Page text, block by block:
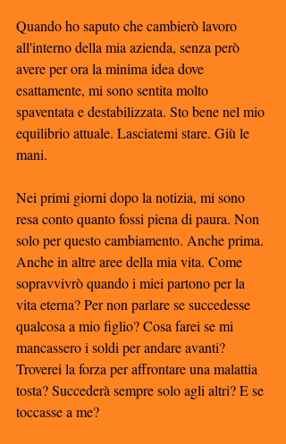
Quando ho saputo che cambierò lavoro
all'interno della mia azienda, senza però
avere per ora la minima idea dove
esattamente, mi sono sentita molto
spaventata e destabilizzata. Sto bene nel mio
equilibrio attuale. Lasciatemi stare. Giù le
mani.
Nei primi giorni dopo la notizia, mi sono
resa conto quanto fossi piena di paura. Non
solo per questo cambiamento. Anche prima.
Anche in altre aree della mia vita. Come
sopravvivrò quando i miei partono per la
vita eterna? Per non parlare se succedesse
qualcosa a mio figlio? Cosa farei se mi
mancassero i soldi per andare avanti?
Troverei la forza per affrontare una malattia
tosta? Succederà sempre solo agli altri? E se
toccasse a me?